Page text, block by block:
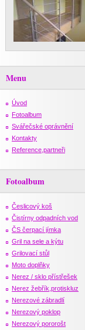
Menu
Úvod
Fotoalbum
Svářečské oprávnění
Kontakty
Reference,partneři
Fotoalbum
Česlicový koš
Čistírny odpadních vod
ČS čerpací jímka
Gril na sele a kýtu
Grilovací stůl
Moto doplňky
Nerez / sklo přístřešek
Nerez žebřík,protiskluz
Nerezové zábradlí
Nerezový poklop
Nerezový pororošt